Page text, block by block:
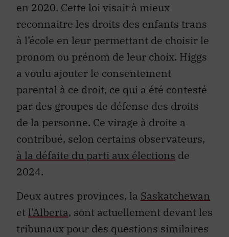
en 2020. Cette loi visait à mieux
reconnaitre les droits des enfants trans
à l’école en leur permettant de choisir le
pronom ou prénom de leur choix. Higgs
a voulu ajouter le consentement
parental à ce droit, ce qui a été contesté
par des groupes de défense des droits
de la personne. Ce virage à droite a
contribué, selon certains observateurs,
à la défaite du parti aux élections de
2024.
Deux autres provinces, la Saskatchewan
et l’Alberta, sont actuellement devant les
tribunaux pour des questions similaires